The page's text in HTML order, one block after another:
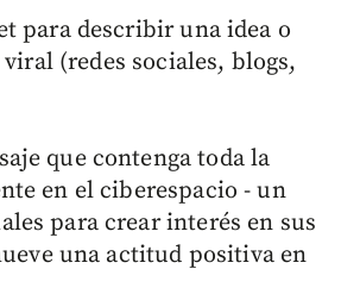
para describir una idea o
(redes sociales, blogs,
que contenga toda la
en el ciberespacio - un
para crear interés en sus
una actitud positiva en